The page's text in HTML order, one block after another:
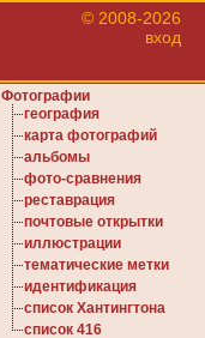
© 2008-2026
вход
Фотографии
география
карта фотографий
альбомы
фото-сравнения
реставрация
почтовые открытки
иллюстрации
тематические метки
идентификация
список Хантингтона
список 416